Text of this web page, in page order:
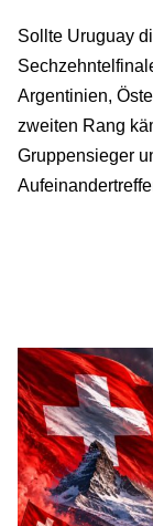
Sollte Uruguay
Argentinien,
zweiten Rang
Gruppensieger